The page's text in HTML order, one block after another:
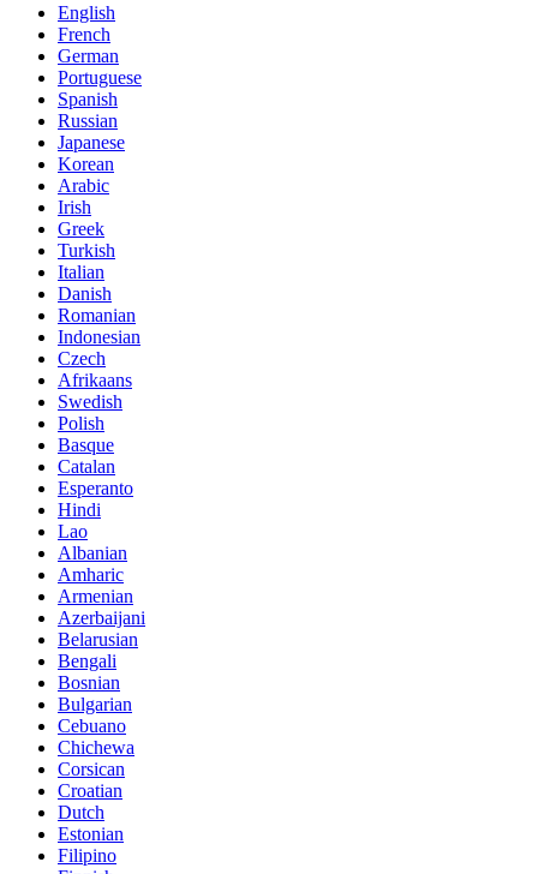
English
French
German
Portuguese
Spanish
Russian
Japanese
Korean
Arabic
Irish
Greek
Turkish
Italian
Danish
Romanian
Indonesian
Czech
Afrikaans
Swedish
Polish
Basque
Catalan
Esperanto
Hindi
Lao
Albanian
Amharic
Armenian
Azerbaijani
Belarusian
Bengali
Bosnian
Bulgarian
Cebuano
Chichewa
Corsican
Croatian
Dutch
Estonian
Filipino